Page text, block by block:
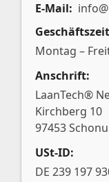
E-Mail:
Montag –
Anschrift:
LaanTech®
Kirchberg 10
97453
USt-ID:
DE 239 197